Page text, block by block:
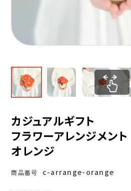
カジュアルギフト
フラワーアレンジメント
オレンジ
商品番号 c-arrange-orange